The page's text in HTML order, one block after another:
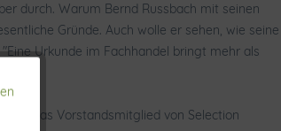
durch. Warum Bernd Russbach mit seinen
Gründe. Auch wolle er sehen, wie seine
Urkunde im Fachhandel bringt mehr als
das Vorstandsmitglied von Selection